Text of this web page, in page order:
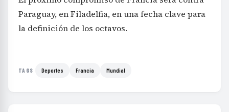
Paraguay, en Filadelfia, en una fecha clave para
la definición de los octavos.
TAGS Deportes Francia Mundial